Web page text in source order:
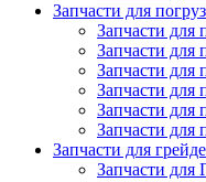
Запчасти для
Запчасти для
Запчасти для
Запчасти
Запчасти
Запчасти для
Запчасти для
Запчасти для
Запчасти для